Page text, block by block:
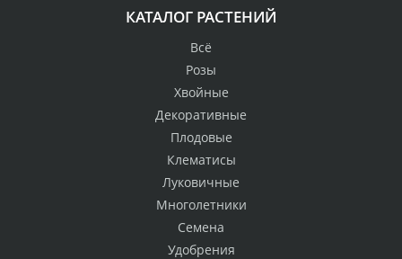
КАТАЛОГ РАСТЕНИЙ
Всё
Розы
Хвойные
Декоративные
Плодовые
Клематисы
Луковичные
Многолетники
Семена
Удобрения